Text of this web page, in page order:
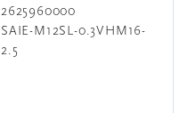
2625960000
SAIE-M12SL-0.3VHM16-
2.5